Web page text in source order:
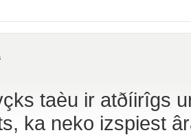
taèu ir atðíirîgs
ka neko izspiest